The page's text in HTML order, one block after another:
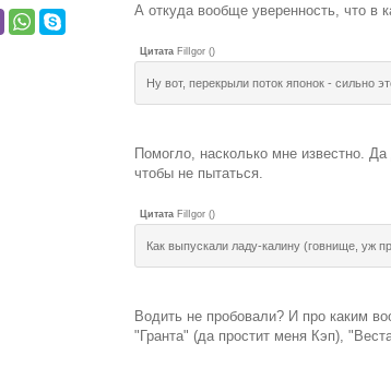
А откуда вообще уверенность, что в
Цитата FilIgor ()
Ну вот, перекрыли поток японок - сильно
Помогло, насколько мне известно.
чтобы не пытаться.
Цитата FilIgor ()
Как выпускали ладу-калину (говнище, уж
Водить не пробовали? И про каким
"Гранта" (да простит меня Кэп),